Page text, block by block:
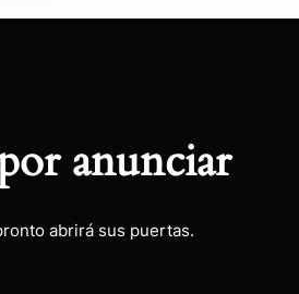
anunciar
abrirá sus puertas.